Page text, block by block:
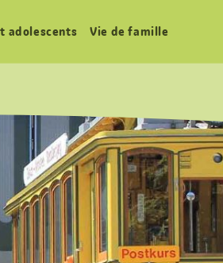
adolescents Vie de famille